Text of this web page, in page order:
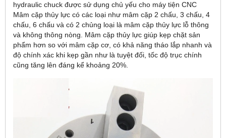
hydraulic chuck được sử dụng chủ yếu cho máy tiện CNC
Mâm cặp thủy lực có các loại như mâm cặp 2 chấu, 3 chấu, 4
chấu, 6 chấu và có 2 chủng loại là mâm cặp thủy lực lỗ thông
và không thông nòng. Mâm cặp thủy lực giúp kẹp chặt sản
phẩm hơn so với mâm cặp cơ, có khả năng tháo lắp nhanh và
độ chính xác khi kẹp gần như là tuyệt đối, tốc độ trục chính
cũng tăng lên đáng kể khoảng 20%.